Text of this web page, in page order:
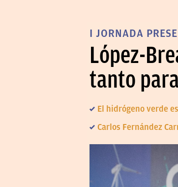
I JORNADA
López-
tanto
El hidrógeno verde
Carlos Fernández